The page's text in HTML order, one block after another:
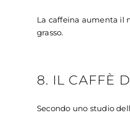
La caffeina aumenta il
grasso.
8. IL CAFFÈ
Secondo uno studio